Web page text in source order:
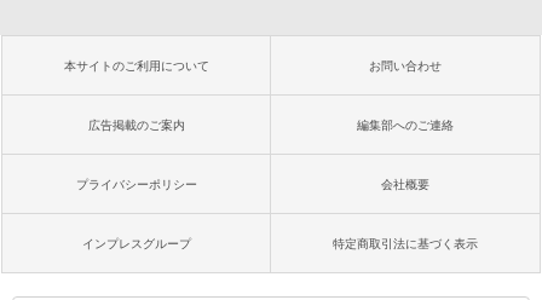
本サイトのご利用について お問い合わせ
広告掲載のご案内 編集部へのご連絡
プライバシーポリシー 会社概要
インプレスグループ 特定商取引法に基づく表示